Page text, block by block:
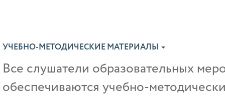
УЧЕБНО-МЕТОДИЧЕСКИЕ МАТЕРИАЛЫ
Все слушатели образовательных
обеспечиваются учебно-